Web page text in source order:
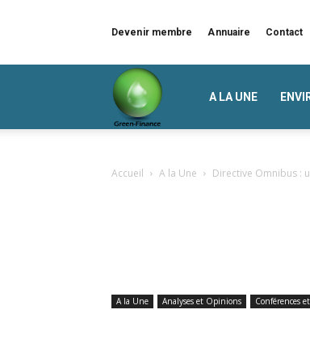
Devenir membre Annuaire Contact
A LA UNE
Accueil A la Une Directive Omnibus :
A la Une Analyses et Opinions Conférences